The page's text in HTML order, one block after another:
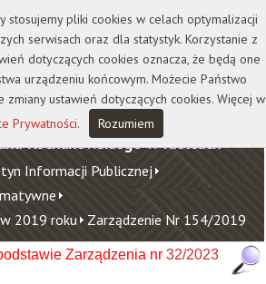
Biblioteka
Wydawnictwo
Kochanowskiego w Kielcach
Informacji Publicznej
2019 roku Zarządzenie Nr 154/2019
Zarządzenia nr 32/2023
stosujemy pliki cookies w celach optymalizacji
serwisach oraz dla statystyk. Korzystanie z
dotyczących cookies oznacza, że będą one
urządzeniu końcowym. Możecie Państwo
zmiany ustawień dotyczących cookies. Więcej w
Prywatności. Rozumiem